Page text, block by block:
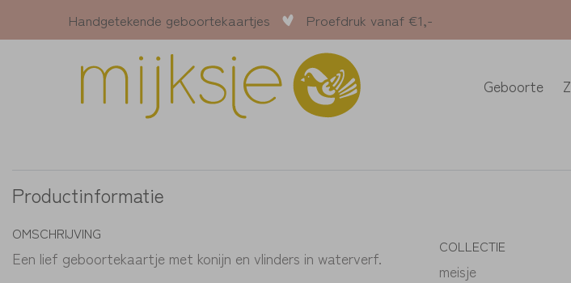
Handgetekende geboortekaartjes Proefdruk vanaf €1,-
Geboorte
Productinformatie
OMSCHRIJVING
Een lief geboortekaartje met konijn en vlinders in waterverf.
COLLECTIE
meisje